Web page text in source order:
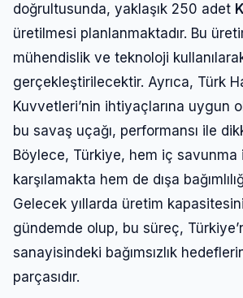
doğrultusunda, yaklaşık 250 adet
üretilmesi planlanmaktadır. Bu
mühendislik ve teknoloji
gerçekleştirilecektir. Ayrıca, Türk
Kuvvetleri’nin ihtiyaçlarına uygun
bu savaş uçağı, performansı ile
Böylece, Türkiye, hem iç savunma
karşılamakta hem de dışa
Gelecek yıllarda üretim
gündemde olup, bu süreç,
sanayisindeki bağımsızlık
parçasıdır.